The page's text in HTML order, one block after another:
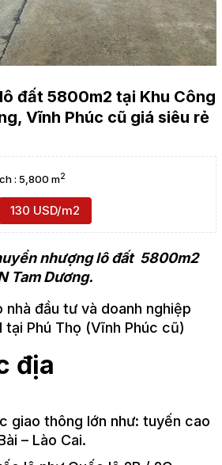
đất 5800m2 tại Khu Công
Vĩnh Phúc cũ giá siêu rẻ
: 5,800 m2
130 USD/m2
nhượng lô đất 5800m2
Tam Dương.
nhà đầu tư và doanh nghiệp
tại Phú Thọ (Vĩnh Phúc cũ)
địa
giao thông lớn như: tuyến cao
– Lào Cai.